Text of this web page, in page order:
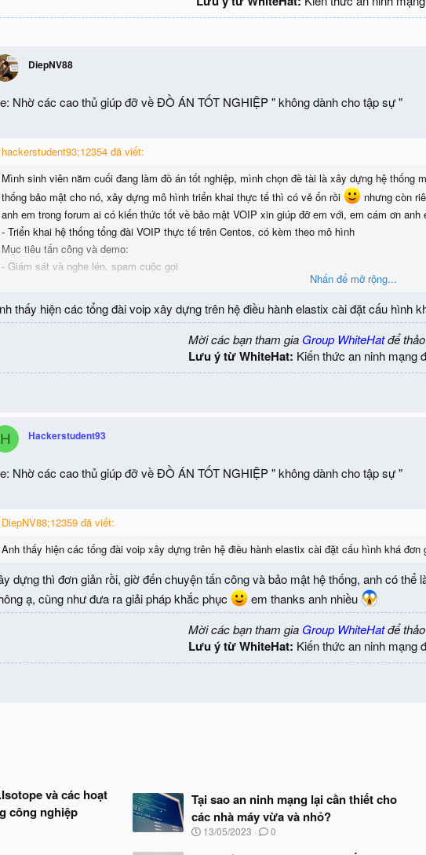
DiepNV88
Nhờ các cao thủ giúp đỡ về ĐỒ ÁN TỐT NGHIỆP " không dành cho tập sự "
hackerstudent93;12354 đã viết:
Mình sinh viên năm cuối đang làm đồ án tốt nghiệp, mình chọn đề tài là xây dựng hệ thống
thống bảo mật cho nó, xây dựng mô hình triển khai thực tế thì có vẻ ổn rồi
nhưng còn
anh em trong forum ai có kiến thức tốt về bảo mật VOIP xin giúp đỡ em với, em cám ơn anh
- Triển khai hệ thống tổng đài VOIP thực tế trên Centos, có kèm theo mô hình
Mục tiêu tấn công và demo:
- Giám sát và nghe lén, spam cuộc gọi
- Tấn công flood
- Giả mạo ủy nhiệm
- Đầu độc DNS
nhận được sự phản hồi chân thành và góp ý từ các anh em trong forum
Nhấn để mở rộng...
thấy hiện các tổng đài voip xây dựng trên hệ điều hành elastix cài đặt cấu hình
Mời các bạn tham gia Group WhiteHatđể
Lưu ý từ WhiteHat: Kiến thức an ninh mạng
H Hackerstudent93
Nhờ các cao thủ giúp đỡ về ĐỒ ÁN TỐT NGHIỆP " không dành cho tập sự "
DiepNV88;12359 đã viết:
Anh thấy hiện các tổng đài voip xây dựng trên hệ điều hành elastix cài đặt cấu hình khá đơn
dựng thì đơn giản rồi, giờ đến chuyện tấn công và bảo mật hệ thống, anh có
ạ, cũng như đưa ra giải pháp khắc phục
em thanks anh nhiều
Mời các bạn tham gia Group WhiteHatđể
Lưu ý từ WhiteHat: Kiến thức an ninh mạng
và các hoạt
công nghiệp
Tại sao an ninh mạng lại cần thiết cho
các nhà máy vừa và nhỏ?
N
13/05/2023 0